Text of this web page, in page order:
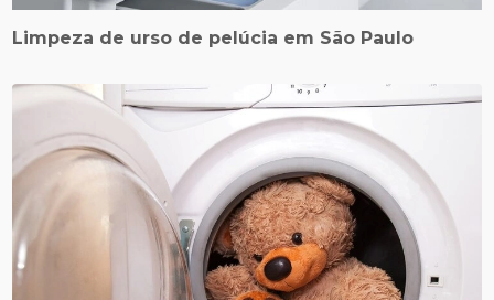
Limpeza de urso de pelúcia em São Paulo